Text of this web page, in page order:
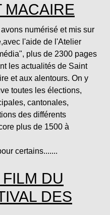
MACAIRE
numérisé et mis sur
l'aide de l'Atelier
plus de 2300 pages
les actualités de Saint
et aux alentours. On y
toutes les élections,
cantonales,
des différents
plus de 1500 à
certains.......
DU
DES